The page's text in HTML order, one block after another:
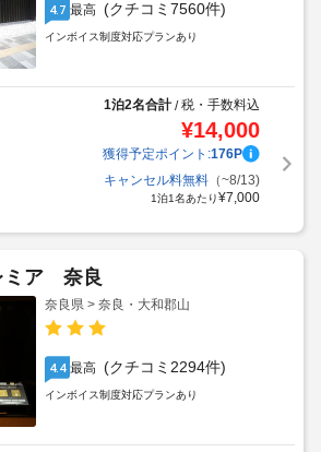
4.7 最高 (クチコミ7560件)
インボイス制度対応プランあり
1泊2名合計/税・手数料込
¥14,000
獲得予定ポイント:176P
キャンセル料無料（~8/13)
1泊1名あたり¥7,000
ミア 奈良
奈良県 > 奈良・大和郡山
4.4 最高 (クチコミ2294件)
インボイス制度対応プランあり